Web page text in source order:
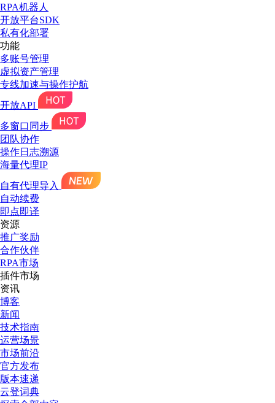
RPA机器人
开放平台SDK
私有化部署
功能
多账号管理
虚拟资产管理
专线加速与操作护航
开放API
多窗口同步
团队协作
操作日志溯源
海量代理IP
自有代理导入
自动续费
即点即译
资源
推广奖励
合作伙伴
RPA市场
插件市场
资讯
博客
新闻
技术指南
运营场景
市场前沿
官方发布
版本速递
云登词典